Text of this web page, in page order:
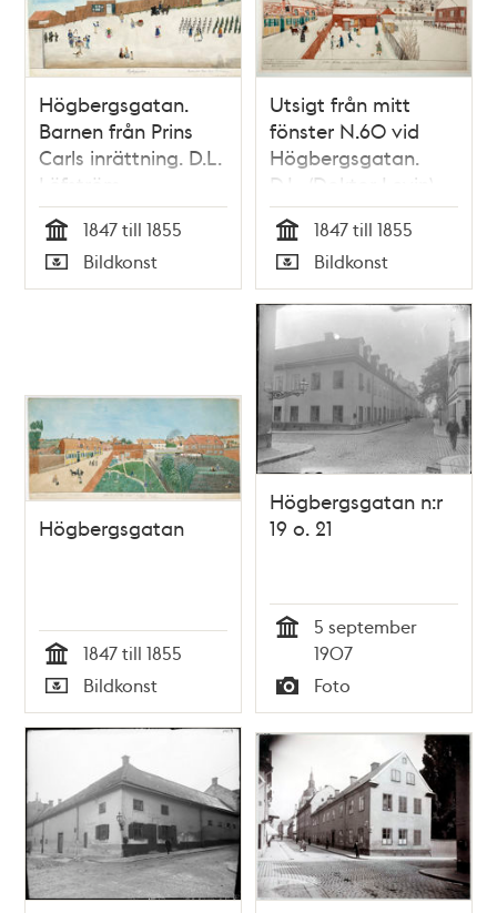
Högbergsgatan.
Barnen från Prins
Carls inrättning. D.L.
Löfström.
Undertecknad.
Tid
1847 till 1855
Typ
Bildkonst
Utsigt från mitt
fönster N.60 vid
Högbergsgatan.
D.L. (Doktor Levin).
Eric. Undertecknad.
Gerber. Kniberg.
Calle och Lotta
Kniberg. Löjtnant
Segerwall.
Toffelsmällan.
Tid
1847 till 1855
Typ
Bildkonst
Högbergsgatan
Tid
1847 till 1855
Typ
Bildkonst
Högbergsgatan n:r
19 o. 21
5 september
1907
Typ
Foto